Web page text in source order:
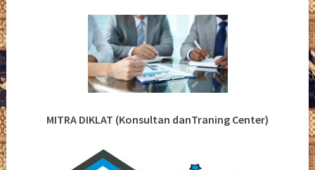
MITRA DIKLAT (Konsultan danTraning Center)